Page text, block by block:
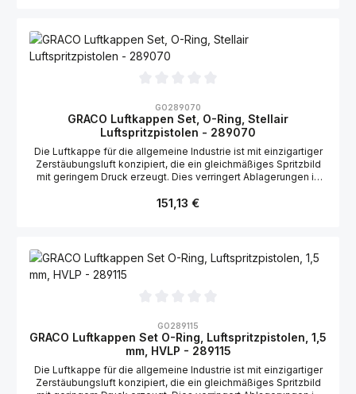
GO289070
GRACO Luftkappen Set, O-Ring, Stellair
Luftspritzpistolen - 289070
Die Luftkappe für die allgemeine Industrie ist mit einzigartiger
Zerstäubungsluft konzipiert, die ein gleichmäßiges Spritzbild
mit geringem Druck erzeugt. Dies verringert Ablagerungen in
2006146
Regulärer Preis:
151,13 €
GO289115
GRACO Luftkappen Set O-Ring, Luftspritzpistolen, 1,5
mm, HVLP - 289115
Die Luftkappe für die allgemeine Industrie ist mit einzigartiger
Zerstäubungsluft konzipiert, die ein gleichmäßiges Spritzbild